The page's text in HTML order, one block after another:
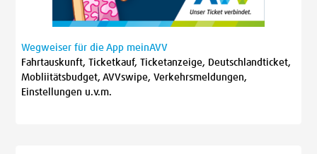
Wegweiser für die App meinAVV
Fahrtauskunft, Ticketkauf, Ticketanzeige, Deutschlandticket,
Mobliitätsbudget, AVVswipe, Verkehrsmeldungen,
Einstellungen u.v.m.